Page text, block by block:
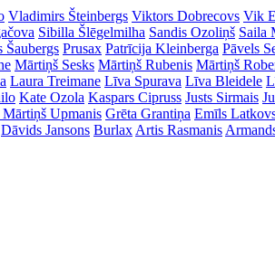
Vladimirs Šteinbergs Viktors Dobrecovs Vik
Sibilla Šlēgelmilha Sandis Ozoliņš Saila
Šaubergs Prusax Patrīcija Kleinberga Pāvels
Mārtiņš Sesks Mārtiņš Rubenis Mārtiņš
Laura Treimane Līva Spurava Līva Bleidele
Kate Ozola Kaspars Cipruss Justs Sirmais
Mārtiņš Upmanis Grēta Grantiņa Emīls
Dāvids Jansons Burlax Artis Rasmanis